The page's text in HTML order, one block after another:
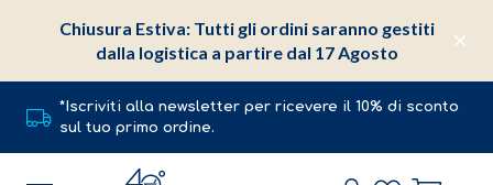
*Iscriviti alla newsletter per ricevere il 10% di sconto
sul tuo primo ordine.
Chiusura Estiva: Tutti gli ordini saranno gestiti
dalla logistica a partire dal 17 Agosto